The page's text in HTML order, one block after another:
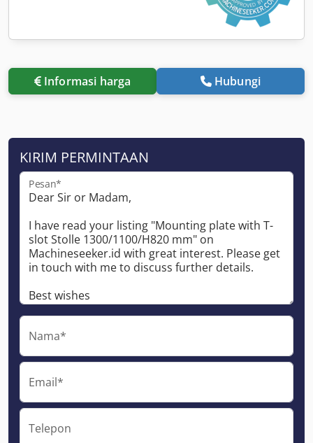
Informasi harga Hubungi
KIRIM PERMINTAAN
Pesan*
Nama*
Email*
Telepon